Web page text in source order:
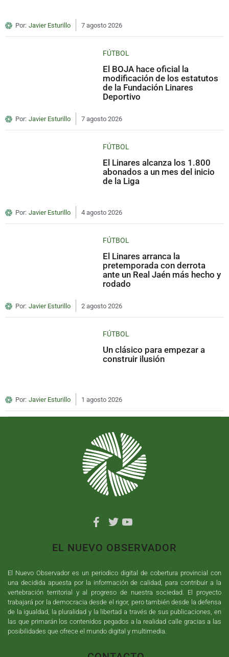
Por: Javier Esturillo 7 agosto 2026
FÚTBOL
El BOJA hace oficial la
modificación de los estatutos
de la Fundación Linares
Deportivo
Por: Javier Esturillo 7 agosto 2026
FÚTBOL
El Linares alcanza los 1.800
abonados a un mes del inicio
de la Liga
Por: Javier Esturillo 4 agosto 2026
FÚTBOL
El Linares arranca la
pretemporada con derrota
ante un Real Jaén más hecho y
rodado
Por: Javier Esturillo 2 agosto 2026
FÚTBOL
Un clásico para empezar a
construir ilusión
Por: Javier Esturillo 1 agosto 2026
EL NUEVO OBSERVADOR
El Nuevo Observador es un periodico digital de cobertura provincial con
una decidida apuesta por la información de calidad, para contribuir a la
vertebración territorial y al progreso de nuestra sociedad. El proyecto
trabajará por la democracia desde el rigor, pero también desde la defensa
de la igualdad, la pluralidad y la libertad a través de sus publicaciones, en
las que primarán los contenidos pegados a la realidad calle gracias a las
posibilidades que ofrece el mundo digital y multimedia.